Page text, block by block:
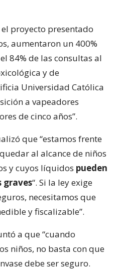
proyecto presentado
aumentaron un 400%
84% de las consultas al
y de
Universidad Católica
a vapeadores
de cinco años”.
que “estamos frente
al alcance de niños
y cuyos líquidos pueden
graves“. Si la ley exige
necesitamos que
y fiscalizable”.
a que “cuando
niños, no basta con que
debe ser seguro.